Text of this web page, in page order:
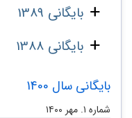
بایگانی 1389
بایگانی 1388
بایگانی سال 1400
شماره ۱. مهر ۱۴۰۰